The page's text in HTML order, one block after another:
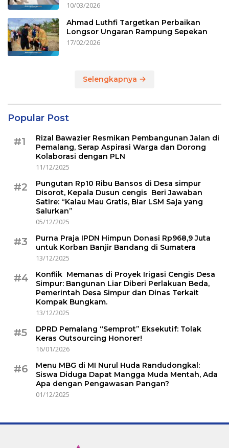
10/03/2026
Ahmad Luthfi Targetkan Perbaikan
Longsor Ungaran Rampung Sepekan
17/02/2026
Selengkapnya
Popular Post
#1
Rizal Bawazier Resmikan Pembangunan Jalan di
Pemalang, Serap Aspirasi Warga dan Dorong
Kolaborasi dengan PLN
11/12/2025
#2
Pungutan Rp10 Ribu Bansos di Desa simpur
Disorot, Kepala Dusun cengis Beri Jawaban
Satire: “Kalau Mau Gratis, Biar LSM Saja yang
Salurkan”
05/12/2025
#3
Purna Praja IPDN Himpun Donasi Rp968,9 Juta
untuk Korban Banjir Bandang di Sumatera
13/12/2025
#4
Konflik Memanas di Proyek Irigasi Cengis Desa
Simpur: Bangunan Liar Diberi Perlakuan Beda,
Pemerintah Desa Simpur dan Dinas Terkait
Kompak Bungkam.
13/12/2025
#5
DPRD Pemalang “Semprot” Eksekutif: Tolak
Keras Outsourcing Honorer!
16/01/2026
#6
Menu MBG di MI Nurul Huda Randudongkal:
Siswa Diduga Dapat Mangga Muda Mentah, Ada
Apa dengan Pengawasan Pangan?
01/12/2025